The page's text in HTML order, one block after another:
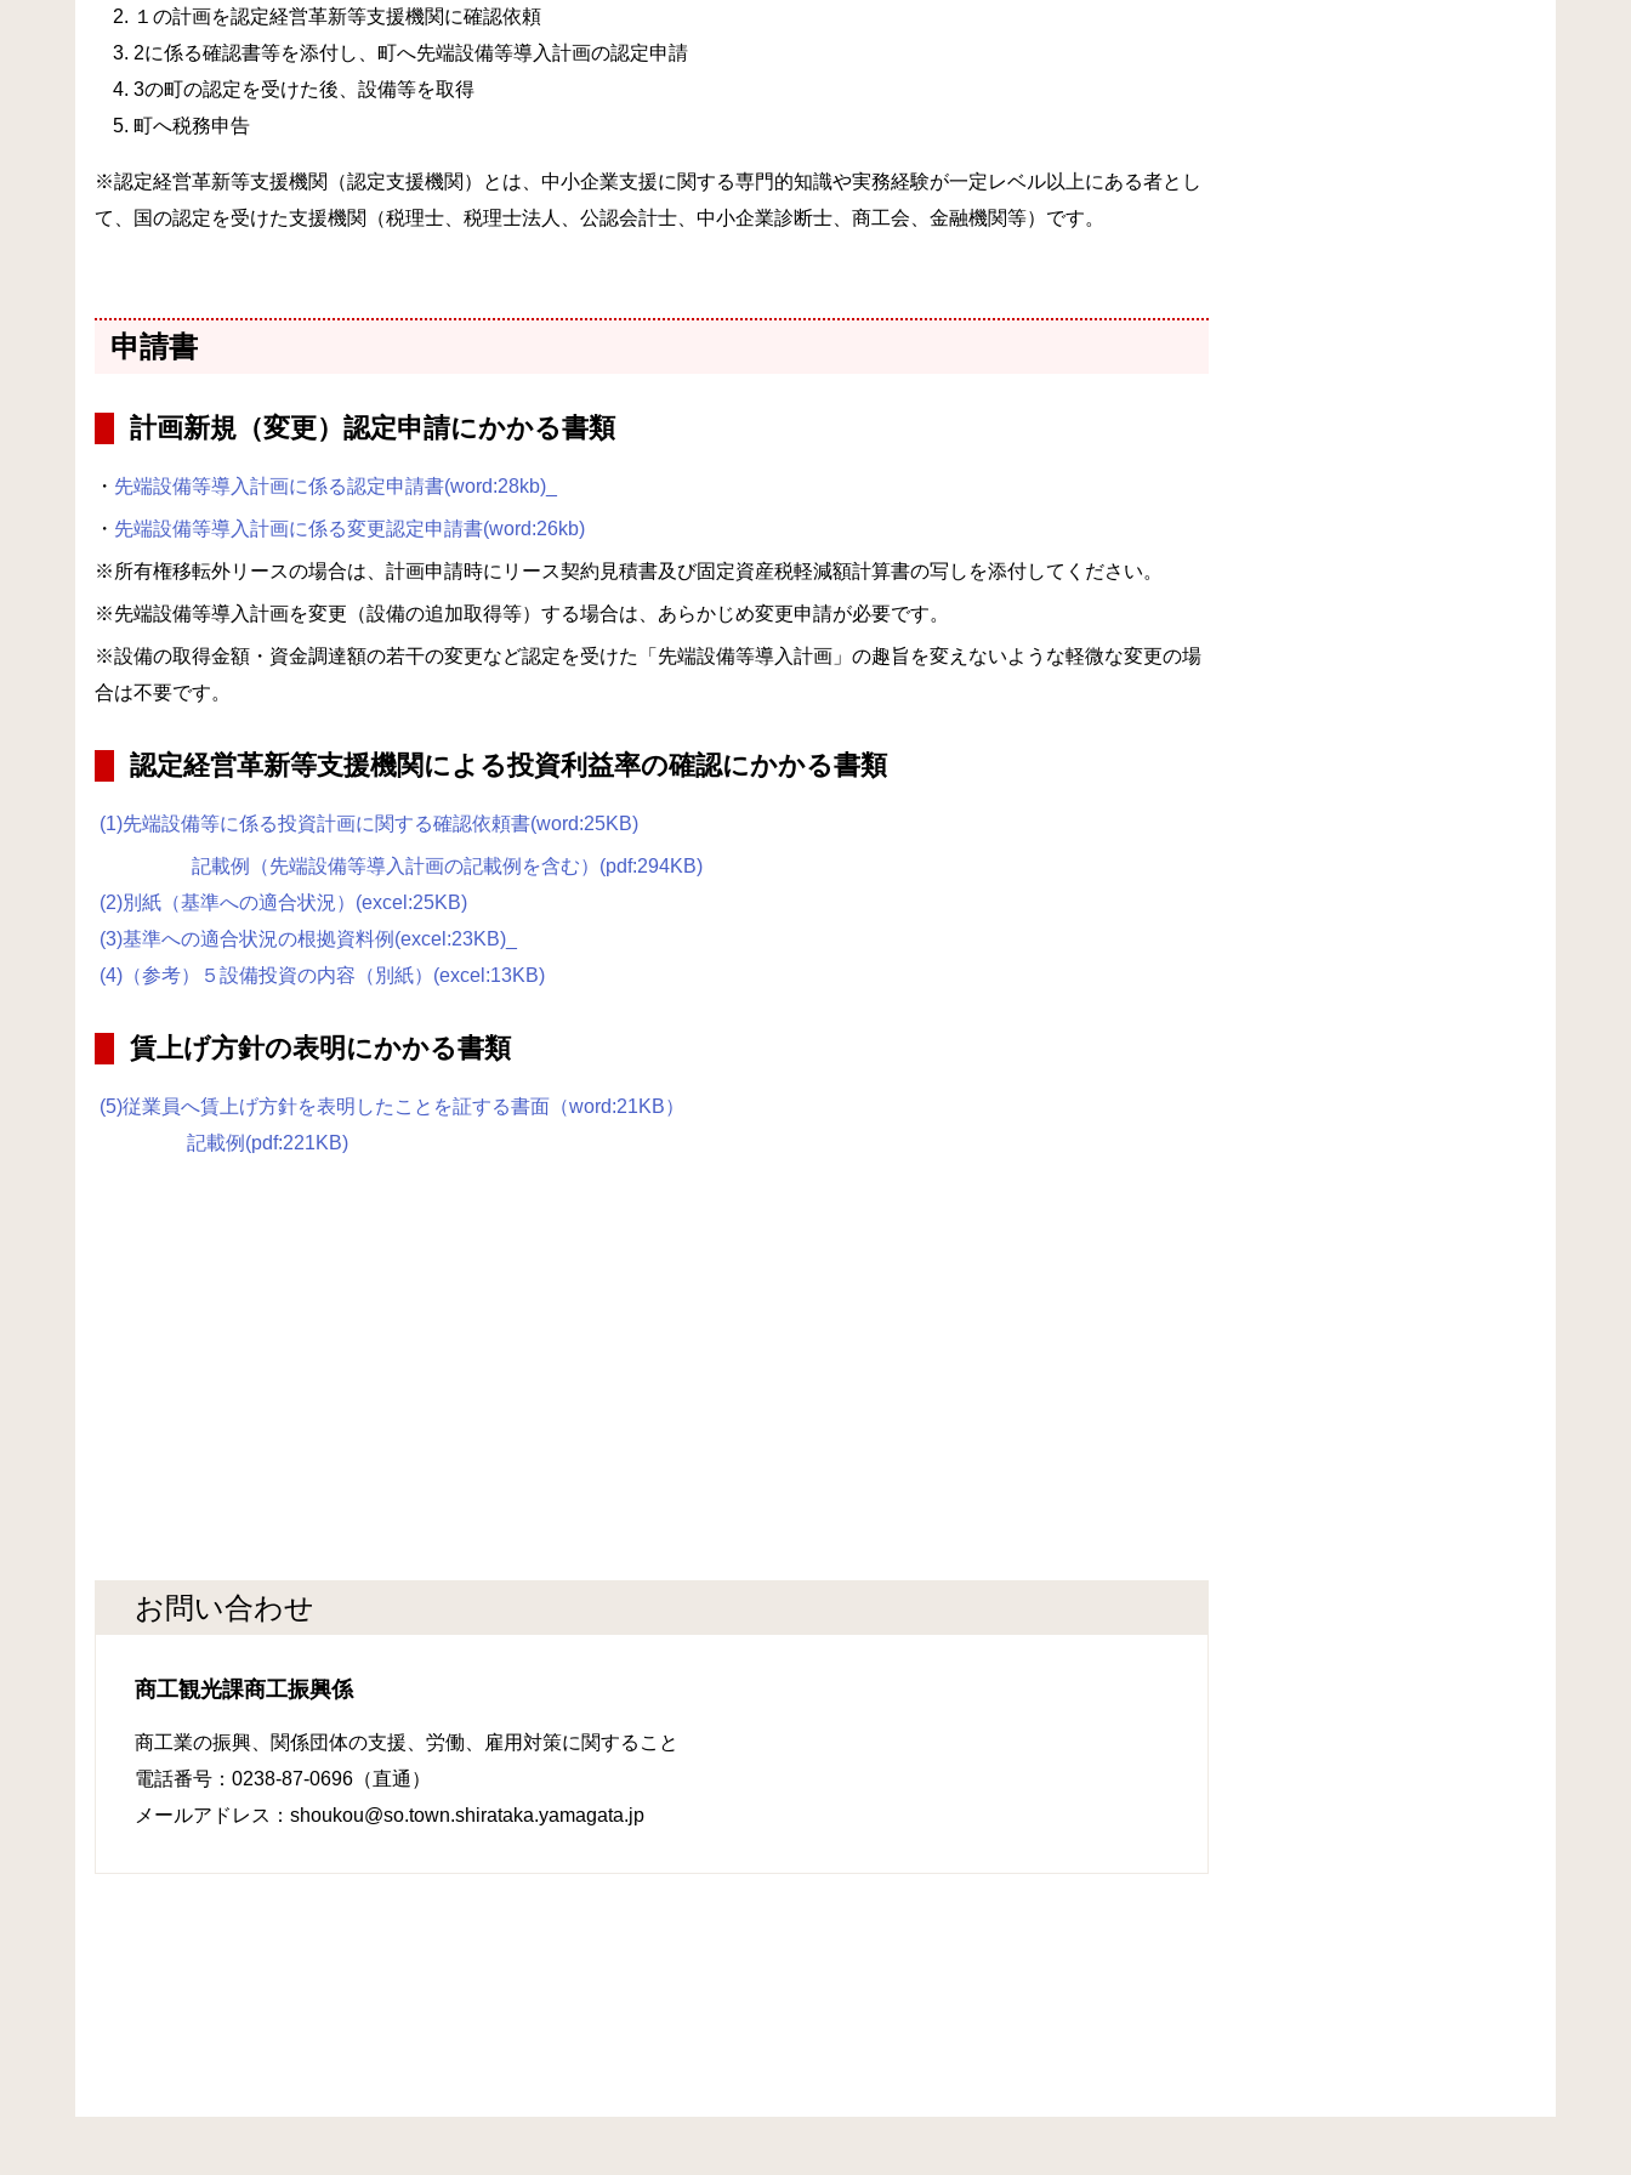
１の計画を認定経営革新等支援機関に確認依頼
2に係る確認書等を添付し、町へ先端設備等導入計画の認定申請
3の町の認定を受けた後、設備等を取得
町へ税務申告
※認定経営革新等支援機関（認定支援機関）とは、中小企業支援に関する専門的知識や実務経験が一定レベル以上にある者とし
て、国の認定を受けた支援機関（税理士、税理士法人、公認会計士、中小企業診断士、商工会、金融機関等）です。
申請書
計画新規（変更）認定申請にかかる書類
・ 先端設備等導入計画に係る認定申請書(word:28kb)
・ 先端設備等導入計画に係る変更認定申請書(word:26kb)
※所有権移転外リースの場合は、計画申請時にリース契約見積書及び固定資産税軽減額計算書の写しを添付してください。
※先端設備等導入計画を変更（設備の追加取得等）する場合は、あらかじめ変更申請が必要です。
※設備の取得金額・資金調達額の若干の変更など認定を受けた「先端設備等導入計画」の趣旨を変えないような軽微な変更の場
合は不要です。
認定経営革新等支援機関による投資利益率の確認にかかる書類
(1)先端設備等に係る投資計画に関する確認依頼書(word:25KB)
記載例（先端設備等導入計画の記載例を含む）(pdf:294KB)
(2)別紙（基準への適合状況）(excel:25KB)
(3)基準への適合状況の根拠資料例(excel:23KB)
(4)（参考）５設備投資の内容（別紙）(excel:13KB)
賃上げ方針の表明にかかる書類
(5)従業員へ賃上げ方針を表明したことを証する書面（word:21KB）
記載例(pdf:221KB)
お問い合わせ
商工観光課商工振興係
商工業の振興、関係団体の支援、労働、雇用対策に関すること
電話番号：0238-87-0696（直通）
メールアドレス：shoukou@so.town.shirataka.yamagata.jp